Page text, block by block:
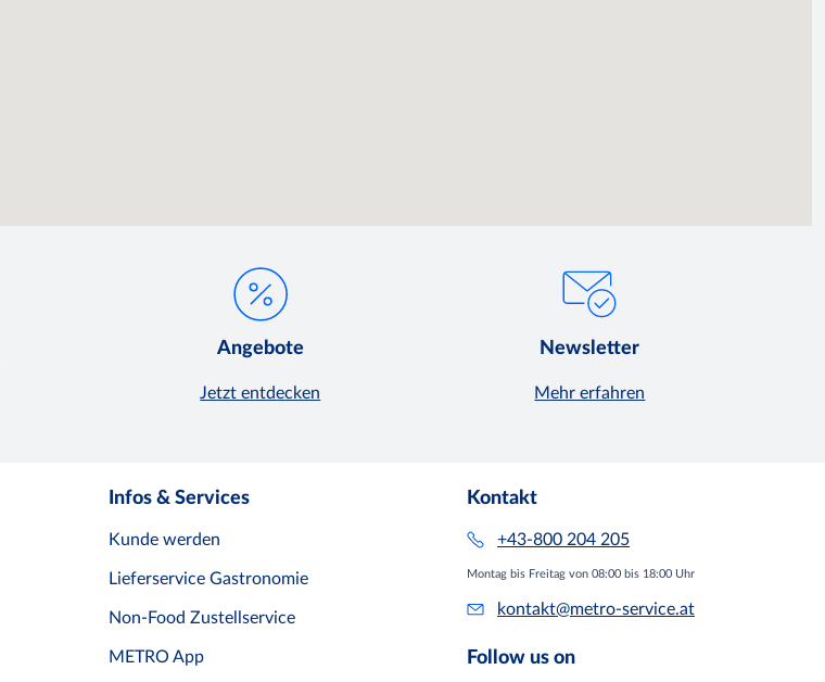
Angebote
Jetzt entdecken
Newsletter
Mehr erfahren
Infos & Services
Kunde werden
Lieferservice Gastronomie
Non-Food Zustellservice
METRO App
Kontakt
+43-800 204 205
Montag bis Freitag von 08:00 bis 18:00 Uhr
kontakt@metro-service.at
Follow us on